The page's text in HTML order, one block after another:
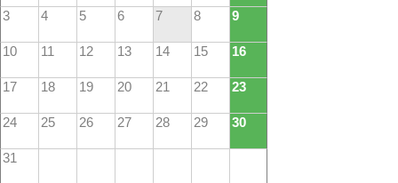
3 4 5 6 7 8 9
10 11 12 13 14 15 16
17 18 19 20 21 22 23
24 25 26 27 28 29 30
31